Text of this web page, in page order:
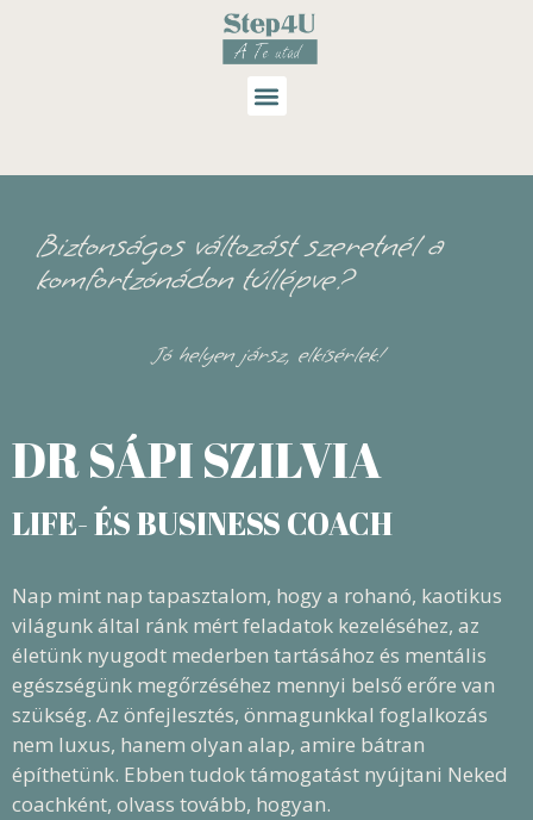
Biztonságos változást szeretnél a
komfortzónádon túllépve?
Jó helyen jársz, elkísérlek!
DR SÁPI SZILVIA
LIFE- ÉS BUSINESS COACH
Nap mint nap tapasztalom, hogy a rohanó, kaotikus
világunk által ránk mért feladatok kezeléséhez, az
életünk nyugodt mederben tartásához és mentális
egészségünk megőrzéséhez mennyi belső erőre van
szükség. Az önfejlesztés, önmagunkkal foglalkozás
nem luxus, hanem olyan alap, amire bátran
építhetünk. Ebben tudok támogatást nyújtani Neked
coachként, olvass tovább, hogyan.